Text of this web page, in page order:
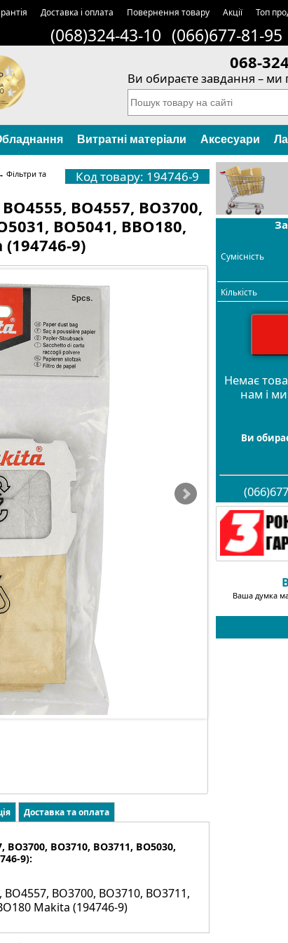
Доставка і оплата Повернення товару Акції Топ
(068)324-43-10 (066)677-81-95
068-
Ви обираєте завдання – ми
Витратні матеріали Аксесуари
Код товару: 194746-9
Фільтри та
BO4557, BO3700,
BO5041, BBO180,
9)
Сумісність
Кількість
Немає
нам і
Ви
Ваша думка
Доставка та оплата
BO3710, BO3711, BO5030,
9):
BO3700, BO3710, BO3711,
Makita (194746-9)